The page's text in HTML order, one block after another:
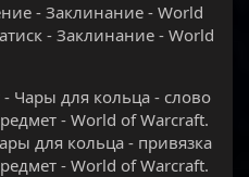
- Заклинание - World
- Заклинание - World
Чары для кольца - слово
- World of Warcraft.
для кольца - привязка
- World of Warcraft.